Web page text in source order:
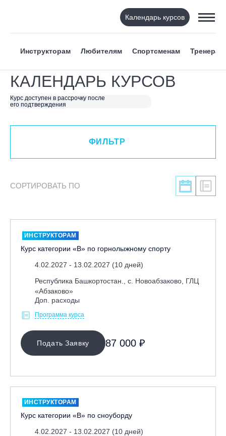
Календарь курсов
Инструкторам Любителям Спортсменам Тренерам
КАЛЕНДАРЬ КУРСОВ
Курс доступен в рассрочку после
его подтверждения
ФИЛЬТР
ВИД СПОРТА
Я ХОЧУ
КАТЕГОРИЯ
ЛЕКТОР
МЕСТО ПРОВЕДЕНИЯ
ФИЛЬТР
СОРТИРОВАТЬ ПО
ИНСТРУКТОРАМ
Курс категории «В» по горнолыжному спорту
4.02.2027 - 13.02.2027 (10 дней)
Республика Башкортостан., с. Новоабзаково, ГЛЦ
«Абзаково»
Доп. расходы
Программа курса
Подать Заявку 87 000 ₽
ИНСТРУКТОРАМ
Курс категории «В» по сноуборду
4.02.2027 - 13.02.2027 (10 дней)